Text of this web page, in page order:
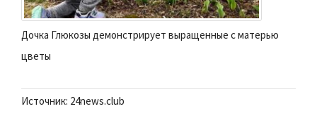
Дочка Глюкозы демонстрирует выращенные с матерью
цветы
Источник: 24news.club